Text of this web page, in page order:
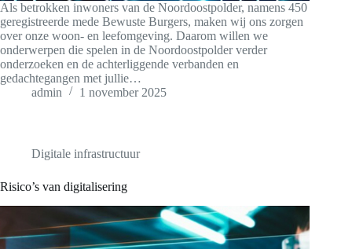
Als betrokken inwoners van de Noordoostpolder, namens 450
geregistreerde mede Bewuste Burgers, maken wij ons zorgen
over onze woon- en leefomgeving. Daarom willen we
onderwerpen die spelen in de Noordoostpolder verder
onderzoeken en de achterliggende verbanden en
gedachtegangen met jullie…
admin
1 november 2025
Digitale infrastructuur
Risico’s van digitalisering